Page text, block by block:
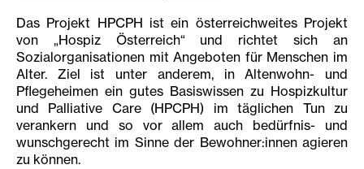
Das Projekt HPCPH ist ein österreichweites Projekt
von „Hospiz Österreich“ und richtet sich an
Sozialorganisationen mit Angeboten für Menschen im
Alter. Ziel ist unter anderem, in Altenwohn- und
Pflegeheimen ein gutes Basiswissen zu Hospizkultur
und Palliative Care (HPCPH) im täglichen Tun zu
verankern und so vor allem auch bedürfnis- und
wunschgerecht im Sinne der Bewohner:innen agieren
zu können.